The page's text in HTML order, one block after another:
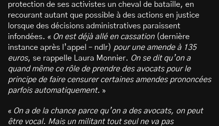
protection de ses activistes un cheval de bataille, en
recourant autant que possible à des actions en justice
lorsque des décisions administratives paraissent
infondées. « On est déjà allé en cassation (dernière
instance après l’appel – ndlr) pour une amende à 135
euros, se rappelle Laura Monnier. On se dit qu’on a
quand même ce rôle de prendre des avocats pour le
principe de faire censurer certaines amendes prononcées
parfois automatiquement. »
« On a de la chance parce qu’on a des avocats, on peut
être vocal. Mais un militant tout seul ne va pas